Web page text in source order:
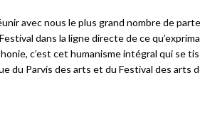
avec nous le plus grand nombre de
dans la ligne directe de ce
c’est cet humanisme intégral qui se
du Parvis des arts et du Festival des arts